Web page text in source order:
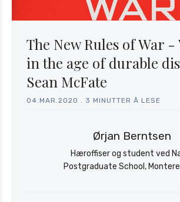
Søk
The New Rules of War
in the age of durable
Sean McFate
04.MAR.2020 3 MINUTTER Å LESE
Ørjan Berntsen
Hæroffiser og student ved
Postgraduate School,